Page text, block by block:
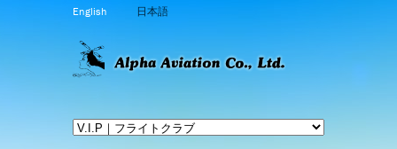
English 日本語